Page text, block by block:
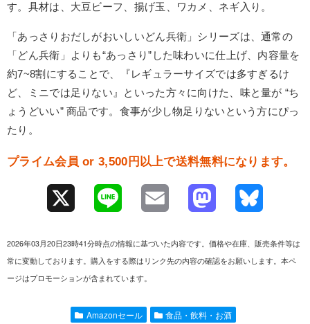
す。具材は、大豆ビーフ、揚げ玉、ワカメ、ネギ入り。
「あっさりおだしがおいしいどん兵衛」シリーズは、通常の
「どん兵衛」よりも“あっさり”した味わいに仕上げ、内容量を
約7~8割にすることで、『レギュラーサイズでは多すぎるけ
ど、ミニでは足りない』といった方々に向けた、味と量が “ち
ょうどいい” 商品です。食事が少し物足りないという方にぴっ
たり。
プライム会員 or 3,500円以上で送料無料になります。
e
l o
2026年03月20日23時41分時点の情報に基づいた内容です。価格や在庫、販売条件等は
常に変動しております。購入をする際はリンク先の内容の確認をお願いします。本ペ
ージはプロモーションが含まれています。
Amazonセール 食品・飲料・お酒